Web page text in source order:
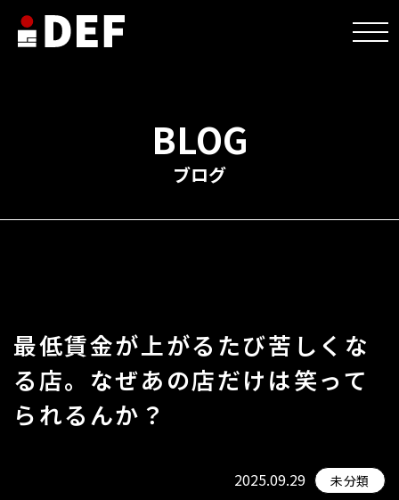
最低賃金が上がるたび苦しくなる店。なぜあの店だけは笑ってられ
BLOG
ブログ
最低賃金が上がるたび苦しくな
る店。なぜあの店だけは笑って
られるんか？
2025.09.29 未分類